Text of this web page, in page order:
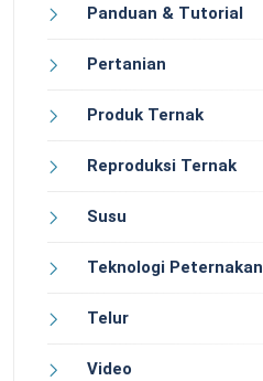
Panduan & Tutorial
Pertanian
Produk Ternak
Reproduksi Ternak
Susu
Teknologi Peternakan
Telur
Video